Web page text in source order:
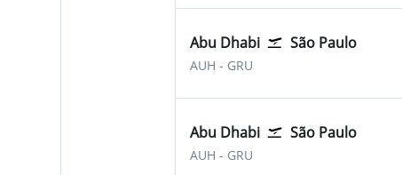
Abu Dhabi São Paulo
AUH Abu Dhabi Zayed Intl
- GRU
Abu Dhabi São Paulo
AUH Abu Dhabi Zayed Intl
- GRU